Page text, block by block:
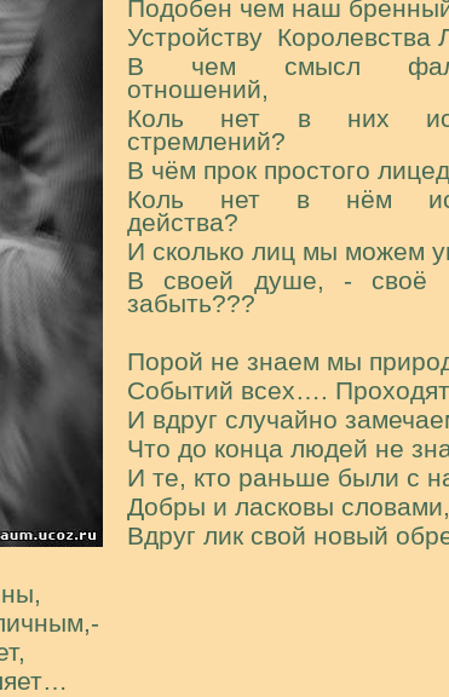
Подобен чем наш
Устройству Королевства
В чем смысл
отношений,
Коль нет в них
стремлений?
В чём прок простого
Коль нет в нём
действа?
И сколько лиц мы можем
В своей душе, - своё
забыть???
Порой не знаем мы
Событий всех….
И вдруг случайно
Что до конца людей не
И те, кто раньше были с
Добры и ласковы
Вдруг лик свой новый